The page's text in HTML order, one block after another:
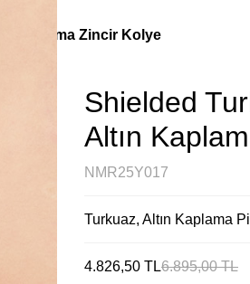
Kaplama Zincir Kolye
Shielded
Altın
NMR25Y017
Turkuaz, Altın Kaplama
4.826,50 TL6.895,00TL